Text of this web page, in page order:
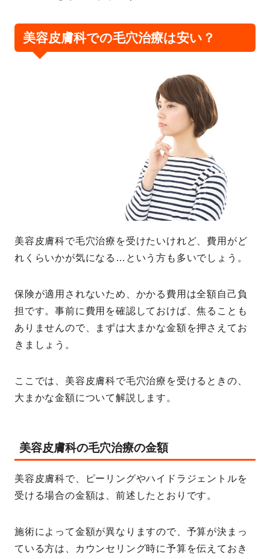
美容皮膚科での毛穴治療は安い？
美容皮膚科で毛穴治療を受けたいけれど、費用がど
れくらいかが気になる…という方も多いでしょう。
保険が適用されないため、かかる費用は全額自己負
担です。事前に費用を確認しておけば、焦ることも
ありませんので、まずは大まかな金額を押さえてお
きましょう。
ここでは、美容皮膚科で毛穴治療を受けるときの、
大まかな金額について解説します。
美容皮膚科の毛穴治療の金額
美容皮膚科で、ピーリングやハイドラジェントルを
受ける場合の金額は、前述したとおりです。
施術によって金額が異なりますので、予算が決まっ
ている方は、カウンセリング時に予算を伝えておき